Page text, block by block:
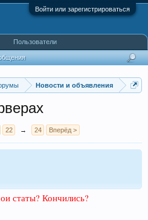
Войти или зарегистрироваться
Новости и объявления
22 → 24 Вперёд >
статы? Кончились?
Пользователи